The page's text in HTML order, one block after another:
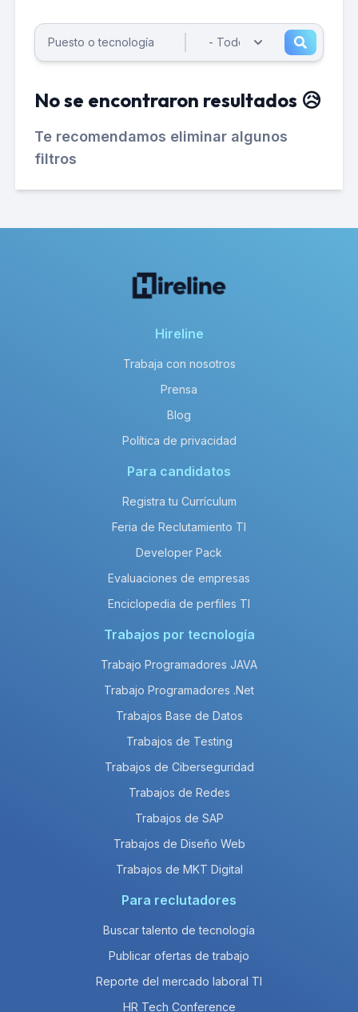
No se encontraron resultados 😥
Te recomendamos eliminar algunos
filtros
Hireline
Trabaja con nosotros
Prensa
Blog
Política de privacidad
Para candidatos
Registra tu Currículum
Feria de Reclutamiento TI
Developer Pack
Evaluaciones de empresas
Enciclopedia de perfiles TI
Trabajos por tecnología
Trabajo Programadores JAVA
Trabajo Programadores .Net
Trabajos Base de Datos
Trabajos de Testing
Trabajos de Ciberseguridad
Trabajos de Redes
Trabajos de SAP
Trabajos de Diseño Web
Trabajos de MKT Digital
Para reclutadores
Buscar talento de tecnología
Publicar ofertas de trabajo
Reporte del mercado laboral TI
HR Tech Conference